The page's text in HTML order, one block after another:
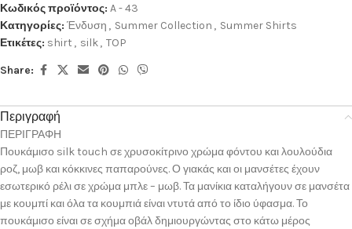
Κωδικός προϊόντος: A - 43
Κατηγορίες: Ένδυση , Summer Collection , Summer Shirts
Ετικέτες: shirt , silk, TOP
Share:
Περιγραφή
ΠΕΡΙΓΡΑΦΗ
Πουκάμισο silk touch σε χρυσοκίτρινο χρώμα φόντου και λουλούδια
ροζ, μωβ και κόκκινες παπαρούνες. Ο γιακάς και οι μανσέτες έχουν
εσωτερικό ρέλι σε χρώμα μπλε – μωβ. Τα μανίκια καταλήγουν σε μανσέτα
με κουμπί και όλα τα κουμπιά είναι ντυτά από το ίδιο ύφασμα. Το
πουκάμισο είναι σε σχήμα οβάλ δημιουργώντας στο κάτω μέρος